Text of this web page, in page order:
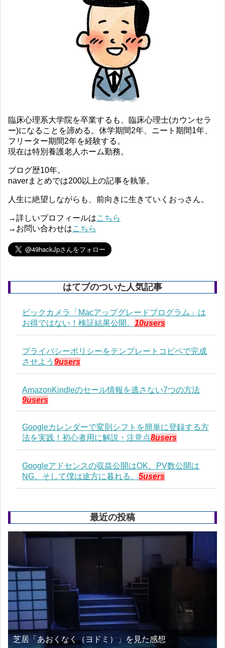
臨床心理系大学院を卒業するも、臨床心理士(カウンセラ
ー)になることを諦める。休学期間2年、ニート期間1年、
フリーター期間2年を経験する。
現在は特別養護老人ホーム勤務。
ブログ歴10年。
naverまとめでは200以上の記事を執筆。
人生に絶望しながらも、前向きに生きていくおっさん。
→詳しいプロフィールはこちら
→お問い合わせはこちら
はてブのついた人気記事
ビックカメラ「Macアップグレードプログラム」は
お得ではない！検証結果公開。 10users
プライバシーポリシーをテンプレートコピペで完成
させよう 9users
AmazonKindleのセール情報を逃さない7つの方法
9users
Googleカレンダーで変則シフトを簡単に登録する方
法を実践！初心者用に解説・注意点8users
Googleアドセンスの収益公開はOK、PV数公開は
NG。そして僕は途方に暮れる。 5users
最近の投稿
芝居「あおくなく（ヨドミ）」を見た感想